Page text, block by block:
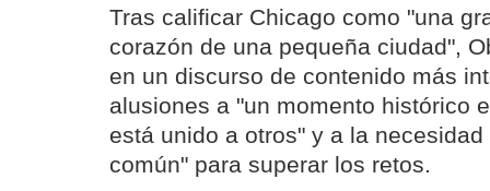
Tras calificar Chicago como "una
corazón de una pequeña ciudad",
en un discurso de contenido más
alusiones a "un momento histórico
está unido a otros" y a la
común" para superar los retos.